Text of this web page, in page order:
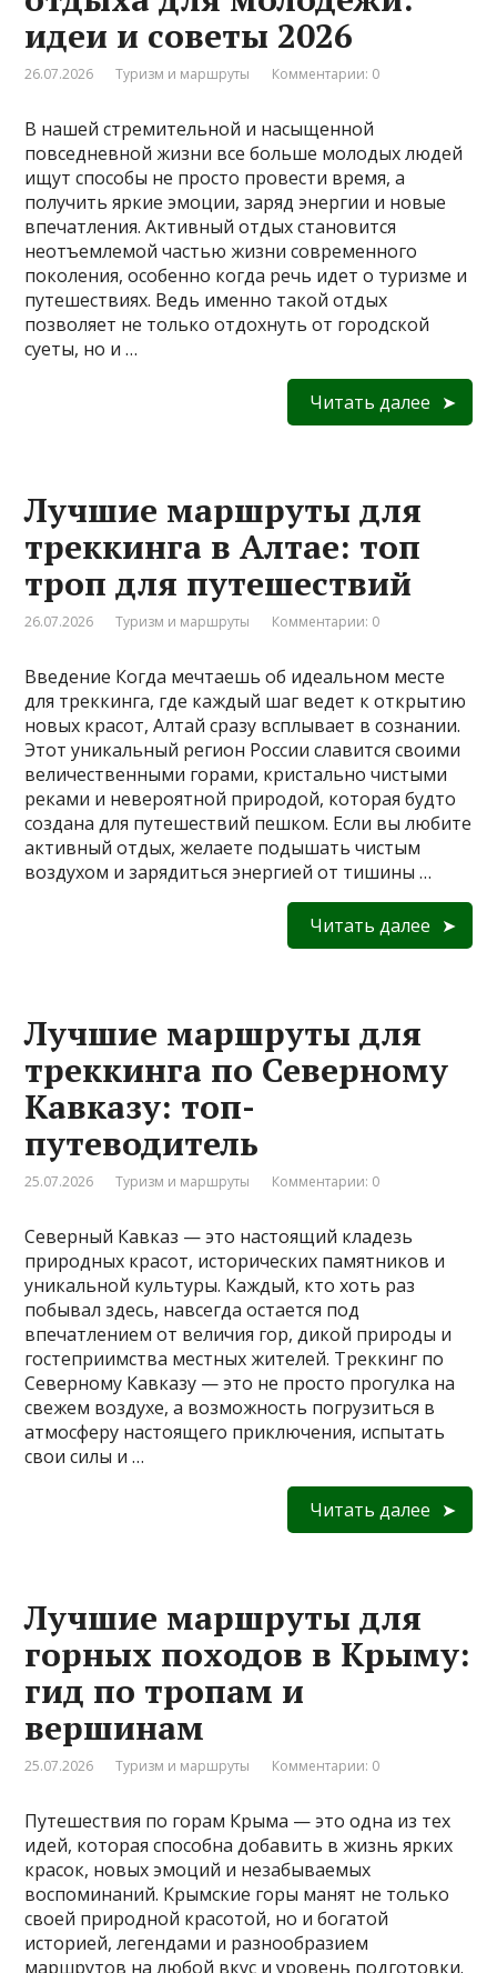
идеи и советы 2026
26.07.2026 Туризм и маршруты Комментарии: 0
В нашей стремительной и насыщенной
повседневной жизни все больше молодых людей
ищут способы не просто провести время, а
получить яркие эмоции, заряд энергии и новые
впечатления. Активный отдых становится
неотъемлемой частью жизни современного
поколения, особенно когда речь идет о туризме и
путешествиях. Ведь именно такой отдых
позволяет не только отдохнуть от городской
суеты, но и …
Читать далее
Лучшие маршруты для
треккинга в Алтае: топ
троп для путешествий
26.07.2026 Туризм и маршруты Комментарии: 0
Введение Когда мечтаешь об идеальном месте
для треккинга, где каждый шаг ведет к открытию
новых красот, Алтай сразу всплывает в сознании.
Этот уникальный регион России славится своими
величественными горами, кристально чистыми
реками и невероятной природой, которая будто
создана для путешествий пешком. Если вы любите
активный отдых, желаете подышать чистым
воздухом и зарядиться энергией от тишины …
Читать далее
Лучшие маршруты для
треккинга по Северному
Кавказу: топ-
путеводитель
25.07.2026 Туризм и маршруты Комментарии: 0
Северный Кавказ — это настоящий кладезь
природных красот, исторических памятников и
уникальной культуры. Каждый, кто хоть раз
побывал здесь, навсегда остается под
впечатлением от величия гор, дикой природы и
гостеприимства местных жителей. Треккинг по
Северному Кавказу — это не просто прогулка на
свежем воздухе, а возможность погрузиться в
атмосферу настоящего приключения, испытать
свои силы и …
Читать далее
Лучшие маршруты для
горных походов в Крыму:
гид по тропам и
вершинам
25.07.2026 Туризм и маршруты Комментарии: 0
Путешествия по горам Крыма — это одна из тех
идей, которая способна добавить в жизнь ярких
красок, новых эмоций и незабываемых
воспоминаний. Крымские горы манят не только
своей природной красотой, но и богатой
историей, легендами и разнообразием
маршрутов на любой вкус и уровень подготовки.